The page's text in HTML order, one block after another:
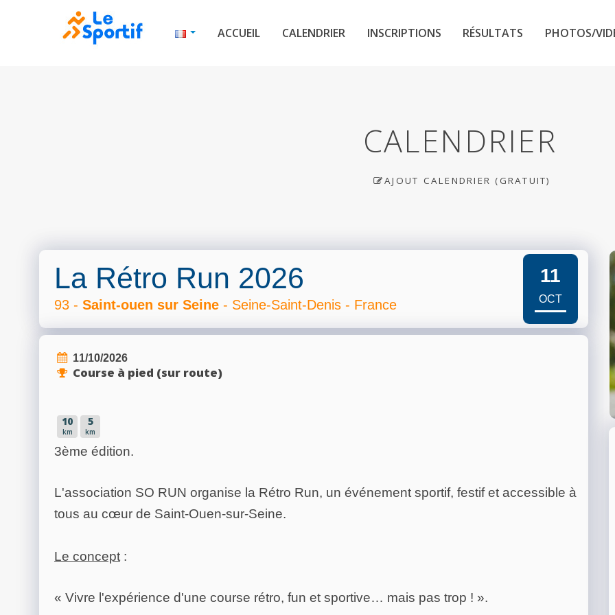
ACCUEIL CALENDRIER INSCRIPTIONS RÉSULTATS PHOTOS/
CALENDRIER
AJOUT CALENDRIER (GRATUIT)
La Rétro Run 2026
93 - Saint-ouen sur Seine - Seine-Saint-Denis - France
11
OCT
11/10/2026
Course à pied (sur route)
10
km
5
km
3ème édition.
L'association SO RUN organise la Rétro Run, un événement sportif, festif et accessible à
tous au cœur de Saint-Ouen-sur-Seine.
Le concept :
« Vivre l'expérience d'une course rétro, fun et sportive… mais pas trop ! ».